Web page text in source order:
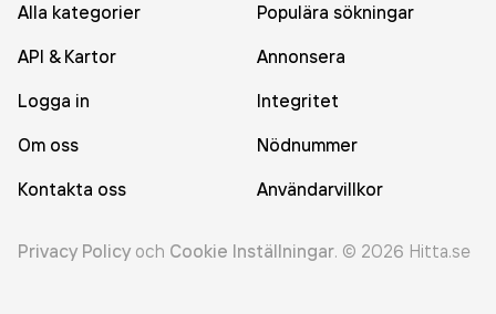
Alla kategorier
Populära sökningar
API & Kartor
Annonsera
Logga in
Integritet
Om oss
Nödnummer
Kontakta oss
Användarvillkor
Privacy Policy och Cookie Inställningar. © 2026 Hitta.se